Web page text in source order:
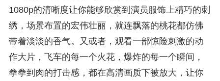
1080p的清晰度让你能够欣赏到演员服饰上精巧的刺
绣，场景布置的宏伟壮丽，就连飘落的桃花都仿佛
带着淡淡的香气。又或者，观看一部惊险刺激的动
作大片，飞车的每一个火花，爆炸的每一个瞬间，
拳拳到肉的打击感，都在高清画质下被放大，让你